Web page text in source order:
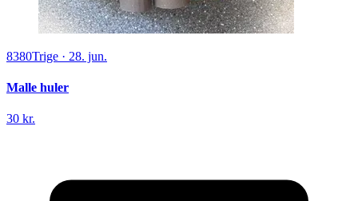
8380Trige · 28. jun.
Malle huler
30 kr.